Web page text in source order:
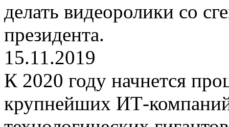
делать видеоролики со
президента.
15.11.2019
К 2020 году начнется
крупнейших ИТ-